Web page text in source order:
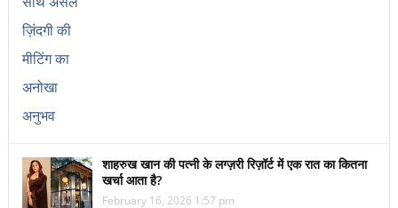
शाहरुख खान की पत्नी के लग्ज़री रिज़ॉर्ट में एक रात का कितना
खर्चा आता है?
February 16, 2026 1:57 pm